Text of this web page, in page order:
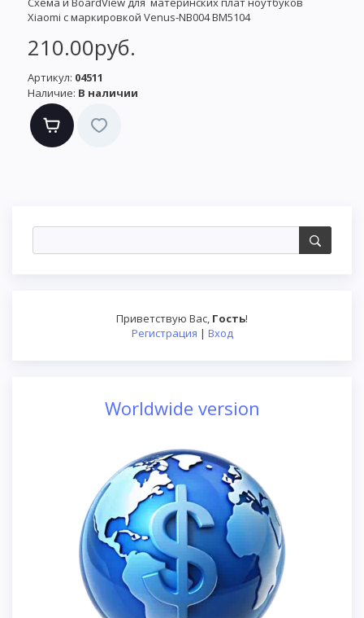
Приветствую Вас, Гость!
Регистрация | Вход
Worldwide version
Xiaomi с маркировкой Venus-NB004 BM5104
210.00руб.
Артикул: 04511
Наличие: В наличии